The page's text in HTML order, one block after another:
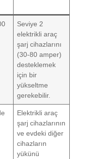
Seviye 2
elektrikli araç
şarj cihazlarını
(30-80 amper)
desteklemek
için bir
yükseltme
gerekebilir.
Elektrikli araç
şarj cihazlarının
ve evdeki diğer
cihazların
yükünü